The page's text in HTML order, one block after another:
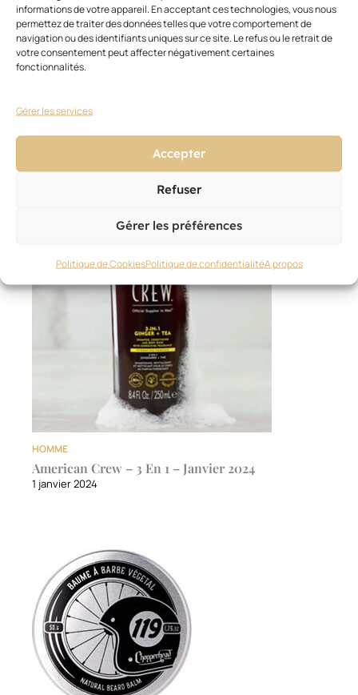
informations de votre appareil. En acceptant ces technologies, vous nous
permettez de traiter des données telles que votre comportement de
navigation ou des identifiants uniques sur ce site. Le refus ou le retrait de
votre consentement peut affecter négativement certaines
fonctionnalités.
Gérer les services
Accepter
Refuser
Gérer les préférences
Politique de CookiesPolitique de confidentialitéA propos
des
cheveux.
Ces articles pourraient vous
intéresser
tout
HOMME
American Crew – 3 En 1 – Janvier 2024
1 janvier 2024